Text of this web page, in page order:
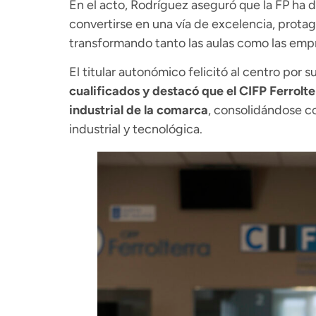
En el acto, Rodríguez aseguró que la FP
convertirse en una vía de excelencia,
transformando tanto las aulas como las
El titular autonómico felicitó al centro por
cualificados y destacó que el CIFP
industrial de la comarca, consolidándose
industrial y tecnológica.